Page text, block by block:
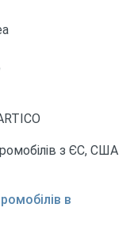
з ЄС, США
в